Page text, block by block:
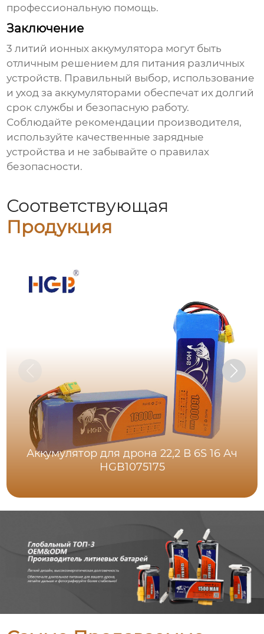
профессиональную помощь.
Заключение
3 литий ионных аккумулятора могут быть
отличным решением для питания различных
устройств. Правильный выбор, использование
и уход за аккумуляторами обеспечат их долгий
срок службы и безопасную работу.
Соблюдайте рекомендации производителя,
используйте качественные зарядные
устройства и не забывайте о правилах
безопасности.
Соответствующая
Продукция
Аккумулятор для дрона 22,2 В 6S 16 Ач
HGB1075175